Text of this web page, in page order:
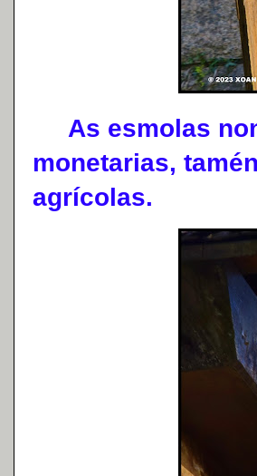
As esmolas
monetarias,
agrícolas.